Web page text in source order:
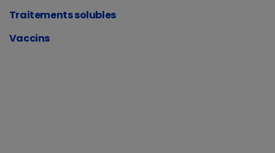
Traitements solubles
Vaccins